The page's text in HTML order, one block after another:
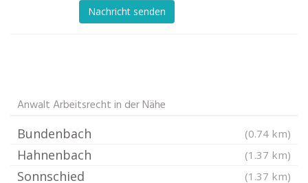
Nachricht senden
Anwalt Arbeitsrecht in der Nähe
Bundenbach (0.74 km)
Hahnenbach (1.37 km)
Sonnschied (1.37 km)